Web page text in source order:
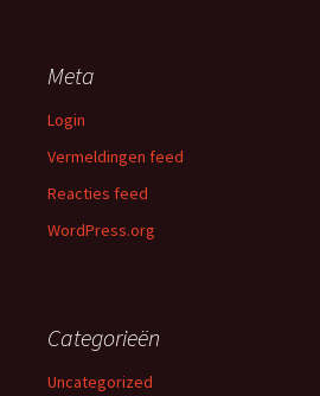
Meta
Login
Vermeldingen feed
Reacties feed
WordPress.org
Categorieën
Uncategorized